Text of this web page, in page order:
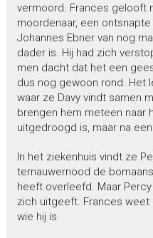
vermoord. Frances gelooft
moordenaar, een
Johannes Ebner van nog
dader is. Hij had zich
men dacht dat het een
dus nog gewoon rond. Het
waar ze Davy vindt samen
brengen hem meteen naar
uitgedroogd is, maar na
In het ziekenhuis vindt ze
ternauwernood de
heeft overleefd. Maar
zich uitgeeft. Frances weet
wie hij is.